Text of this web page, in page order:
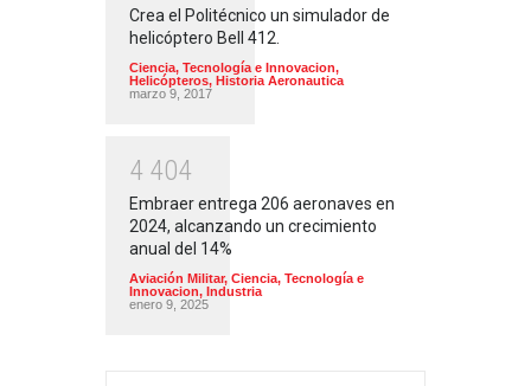
Crea el Politécnico un simulador de
helicóptero Bell 412.
Ciencia, Tecnología e Innovacion,
Helicópteros, Historia Aeronautica
marzo 9, 2017
4 404
Embraer entrega 206 aeronaves en
2024, alcanzando un crecimiento
anual del 14%
Aviación Militar, Ciencia, Tecnología e
Innovacion, Industria
enero 9, 2025